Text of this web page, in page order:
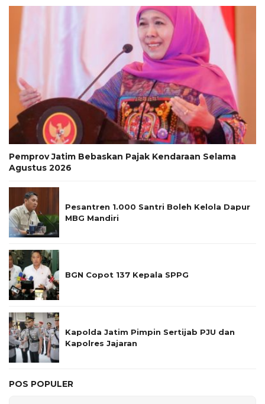
Pemprov Jatim Bebaskan Pajak Kendaraan Selama
Agustus 2026
Pesantren 1.000 Santri Boleh Kelola Dapur
MBG Mandiri
BGN Copot 137 Kepala SPPG
Kapolda Jatim Pimpin Sertijab PJU dan
Kapolres Jajaran
POS POPULER